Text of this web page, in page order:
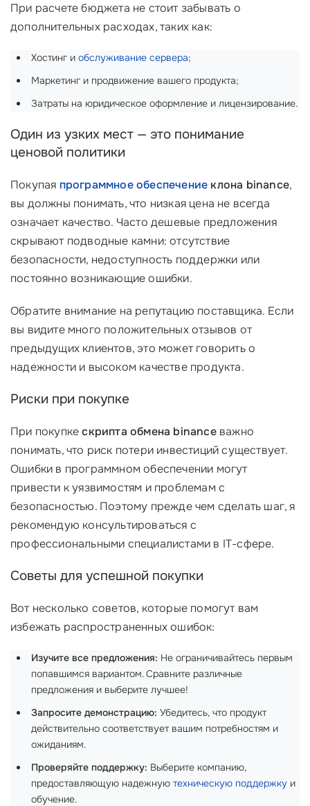
При расчете бюджета не стоит забывать о
дополнительных расходах, таких как:
Хостинг и обслуживание сервера;
Маркетинг и продвижение вашего продукта;
Затраты на юридическое оформление и лицензирование.
Один из узких мест — это понимание
ценовой политики
Покупая программное обеспечение клона binance,
вы должны понимать, что низкая цена не всегда
означает качество. Часто дешевые предложения
скрывают подводные камни: отсутствие
безопасности, недоступность поддержки или
постоянно возникающие ошибки.
Обратите внимание на репутацию поставщика. Если
вы видите много положительных отзывов от
предыдущих клиентов, это может говорить о
надежности и высоком качестве продукта.
Риски при покупке
При покупкескрипта обмена binanceважно
понимать, что риск потери инвестиций существует.
Ошибки в программном обеспечении могут
привести к уязвимостям и проблемам с
безопасностью. Поэтому прежде чем сделать шаг, я
рекомендую консультироваться с
профессиональными специалистами в IT-сфере.
Советы для успешной покупки
Вот несколько советов, которые помогут вам
избежать распространенных ошибок:
Изучите все предложения: Не ограничивайтесь первым
попавшимся вариантом. Сравните различные
предложения и выберите лучшее!
Запросите демонстрацию: Убедитесь, что продукт
действительно соответствует вашим потребностям и
ожиданиям.
Проверяйте поддержку: Выберите компанию,
предоставляющую надежную техническую поддержку и
обучение.